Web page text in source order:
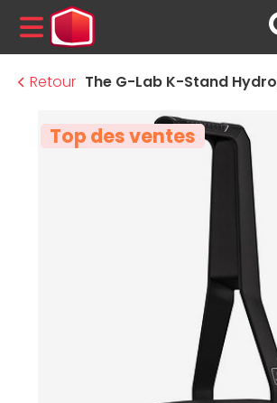
MENU
Retour The G-Lab K-Stand
Top des ventes